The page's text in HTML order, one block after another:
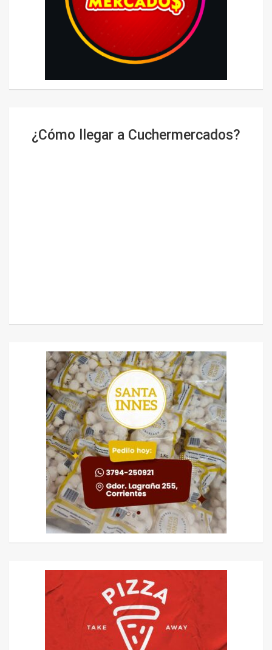
¿Cómo llegar a Cuchermercados?